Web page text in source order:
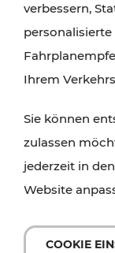
verbessern,
Ihrem
Sie können
zulassen
jederzeit in
Website
COOKIE